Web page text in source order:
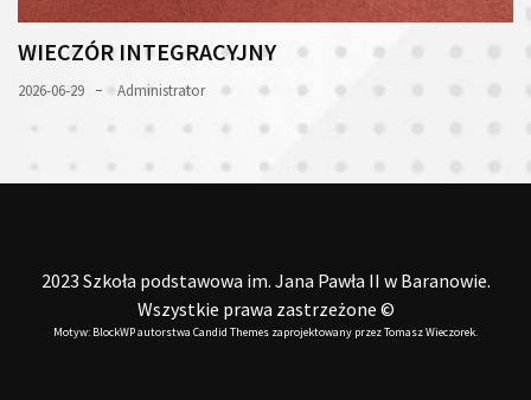
WIECZÓR INTEGRACYJNY
2026-06-29 Administrator
2023 Szkoła podstawowa im. Jana Pawła II w Baranowie.
Wszystkie prawa zastrzeżone ©
Motyw: BlockWP autorstwa Candid Themes zaprojektowany przezTomasz Wieczorek.